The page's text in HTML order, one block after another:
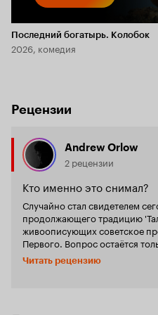
Последний богатырь. Колобок
2026, комедия
Рецензии
Andrew Orlow
2 рецензии
Кто именно это снимал?
Случайно стал свидетелем
продолжающего традицию
живоописующих советское
Первого. Вопрос остаётся только один - а это,
случайно, снимали не
близки традиции показа СССР. Грязные,
Читать рецензию